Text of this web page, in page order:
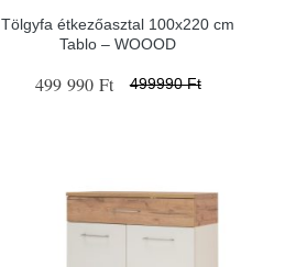
Tölgyfa étkezőasztal 100x220 cm
Tablo – WOOOD
499 990 Ft 499990 Ft